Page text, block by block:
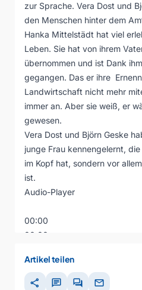
zur Sprache. Vera Dost und
den Menschen hinter dem
Hanka Mittelstädt hat viel
Leben. Sie hat von ihrem
übernommen und ist Dank
gegangen. Das er ihre
Landwirtschaft nicht mehr
immer an. Aber sie weiß, er
gewesen.
Vera Dost und Björn Geske
junge Frau kennengelernt,
im Kopf hat, sondern vor
ist.
Audio-Player
00:00
00:00
Artikel teilen
share chat forum mail